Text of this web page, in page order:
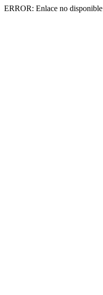
ERROR: Enlace no disponible